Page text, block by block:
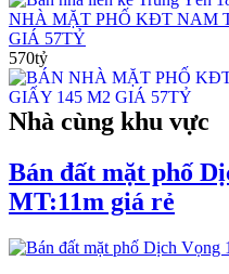
NHÀ MẶT PHỐ KĐT NAM
GIÁ 57TỶ
570tỷ
Nhà cùng khu vực
Bán đất mặt phố
MT:11m giá rẻ